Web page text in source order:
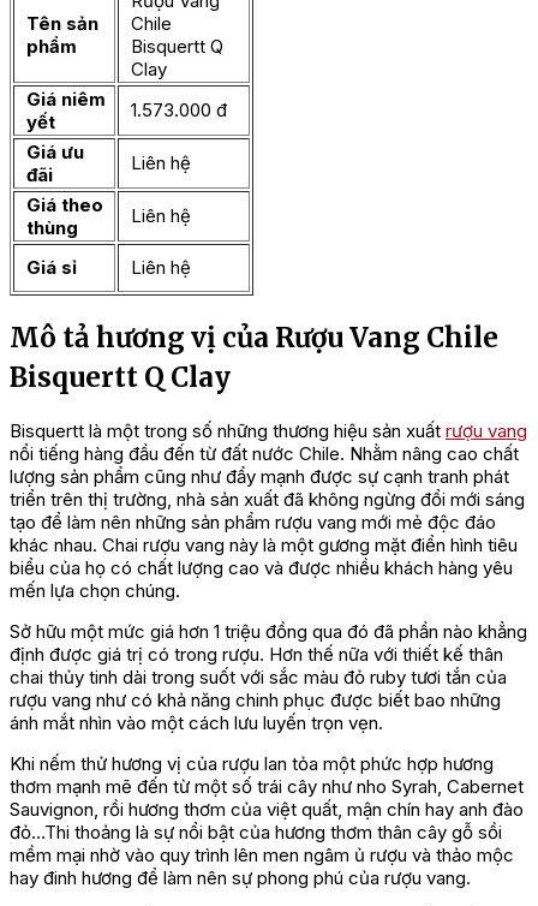
Tên sản
phẩm
Chile
Bisquertt Q
Clay
Giá niêm
yết
1.573.000 đ
Giá ưu
đãi
Liên hệ
Giá theo
thùng
Liên hệ
Giá sỉ Liên hệ
Mô tả hương vị của Rượu Vang Chile
Bisquertt Q Clay
Bisquertt là một trong số những thương hiệu sản xuất rượu vang
nổi tiếng hàng đầu đến từ đất nước Chile. Nhằm nâng cao chất
lượng sản phẩm cũng như đẩy mạnh được sự cạnh tranh phát
triển trên thị trường, nhà sản xuất đã không ngừng đổi mới sáng
tạo để làm nên những sản phẩm rượu vang mới mẻ độc đáo
khác nhau. Chai rượu vang này là một gương mặt điển hình tiêu
biểu của họ có chất lượng cao và được nhiều khách hàng yêu
mến lựa chọn chúng.
Sở hữu một mức giá hơn 1 triệu đồng qua đó đã phần nào khẳng
định được giá trị có trong rượu. Hơn thế nữa với thiết kế thân
chai thủy tinh dài trong suốt với sắc màu đỏ ruby tươi tắn của
rượu vang như có khả năng chinh phục được biết bao những
ánh mắt nhìn vào một cách lưu luyến trọn vẹn.
Khi nếm thử hương vị của rượu lan tỏa một phức hợp hương
thơm mạnh mẽ đến từ một số trái cây như nho Syrah, Cabernet
Sauvignon, rồi hương thơm của việt quất, mận chín hay anh đào
đỏ…Thi thoảng là sự nổi bật của hương thơm thân cây gỗ sồi
mềm mại nhờ vào quy trình lên men ngâm ủ rượu và thảo mộc
hay đinh hương để làm nên sự phong phú của rượu vang.